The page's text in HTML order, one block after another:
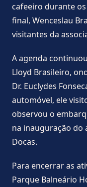
cafeeiro durante
final, Wenceslau
visitantes da
A agenda
Lloyd Brasileiro,
Dr. Euclydes
automóvel, ele
observou o
na inauguração do
Docas.
Para encerrar as
Parque Balneário